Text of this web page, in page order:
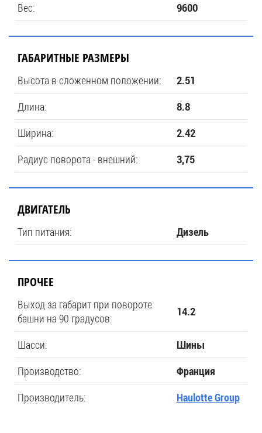
Вес: 9600
ГАБАРИТНЫЕ РАЗМЕРЫ
Высота в сложенном положении: 2.51
Длина: 8.8
Ширина: 2.42
Радиус поворота - внешний: 3,75
ДВИГАТЕЛЬ
Тип питания: Дизель
ПРОЧЕЕ
Выход за габарит при повороте
башни на 90 градусов:
14.2
Шасси: Шины
Производство: Франция
Производитель: Haulotte Group